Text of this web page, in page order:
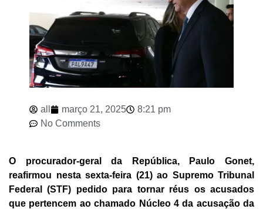
all março 21, 2025
8:21 pm
No Comments
O procurador-geral da República, Paulo Gonet,
reafirmou nesta sexta-feira (21) ao Supremo Tribunal
Federal (STF) pedido para tornar réus os acusados
que pertencem ao chamado Núcleo 4 da acusação da